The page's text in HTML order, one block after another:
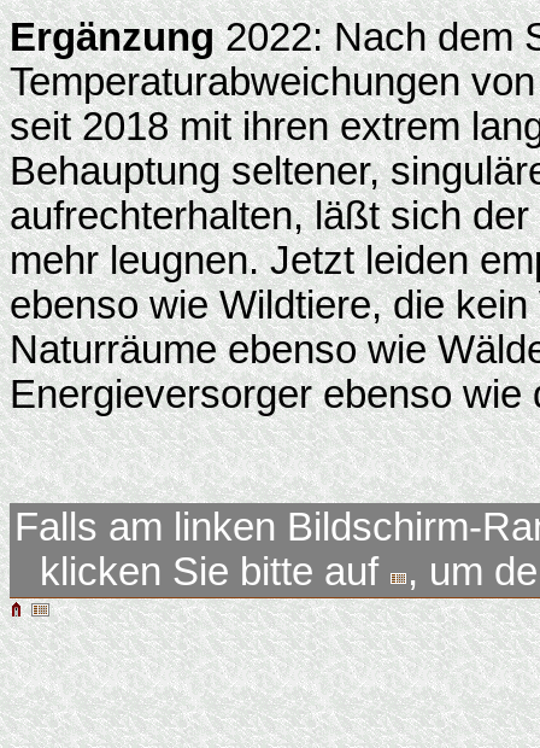
Ergänzung2022: Nach dem
Temperaturabweichungen
seit 2018 mit ihren extrem
Behauptung seltener,
aufrechterhalten, läßt sich
mehr leugnen. Jetzt leiden
ebenso wie Wildtiere, die
Naturräume ebenso wie
Energieversorger ebenso wie
Falls am linken Bildschirm-
klicken Sie bitte auf
, um